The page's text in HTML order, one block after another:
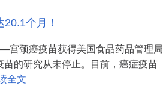
个月！
宫颈癌疫苗获得美国食品药品管理局
的研究从未停止。目前，癌症疫苗
全文